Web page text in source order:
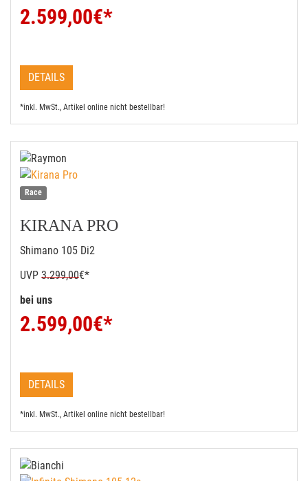
2.599,00€*
DETAILS
*inkl. MwSt., Artikel online nicht bestellbar!
Race
KIRANA PRO
Shimano 105 Di2
UVP 3.299,00€*
bei uns
2.599,00€*
DETAILS
*inkl. MwSt., Artikel online nicht bestellbar!